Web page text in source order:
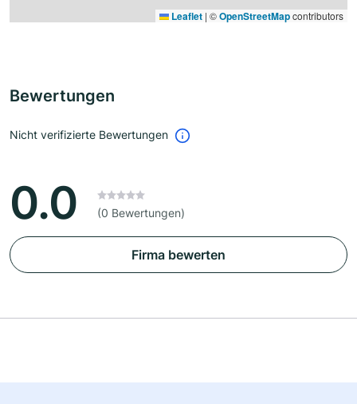
Leaflet | ©OpenStreetMapcontributors
Bewertungen
Nicht verifizierte Bewertungen
0.0 (0 Bewertungen)
Firma bewerten